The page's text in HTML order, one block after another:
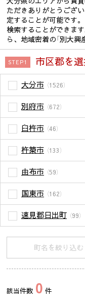
ただきありがとうござ
定することが可能です
検索することができま
ら、地域密着の「別大興
STEP1 市区郡を
大分市 （1526）
別府市 （672）
臼杵市 （46）
杵築市 （133）
由布市 （59）
国東市 （162）
速見郡日出町 （99）
町名を絞り込む
該当件数 0 件